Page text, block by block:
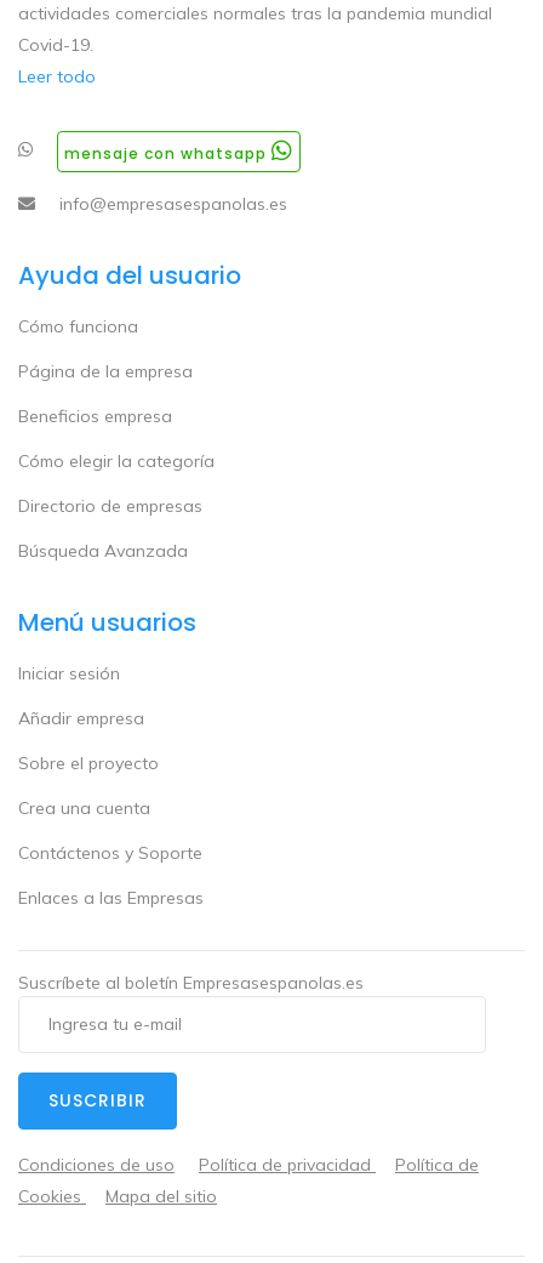
actividades comerciales normales tras la pandemia mundial
Covid-19.
Leer todo
mensaje con whatsapp
info@empresasespanolas.es
Ayuda del usuario
Cómo funciona
Página de la empresa
Beneficios empresa
Cómo elegir la categoría
Directorio de empresas
Búsqueda Avanzada
Menú usuarios
Iniciar sesión
Añadir empresa
Sobre el proyecto
Crea una cuenta
Contáctenos y Soporte
Enlaces a las Empresas
Suscríbete al boletín Empresasespanolas.es
Condiciones de uso Política de privacidad
Política de
Cookies
Mapa del sitio
SUSCRIBIR